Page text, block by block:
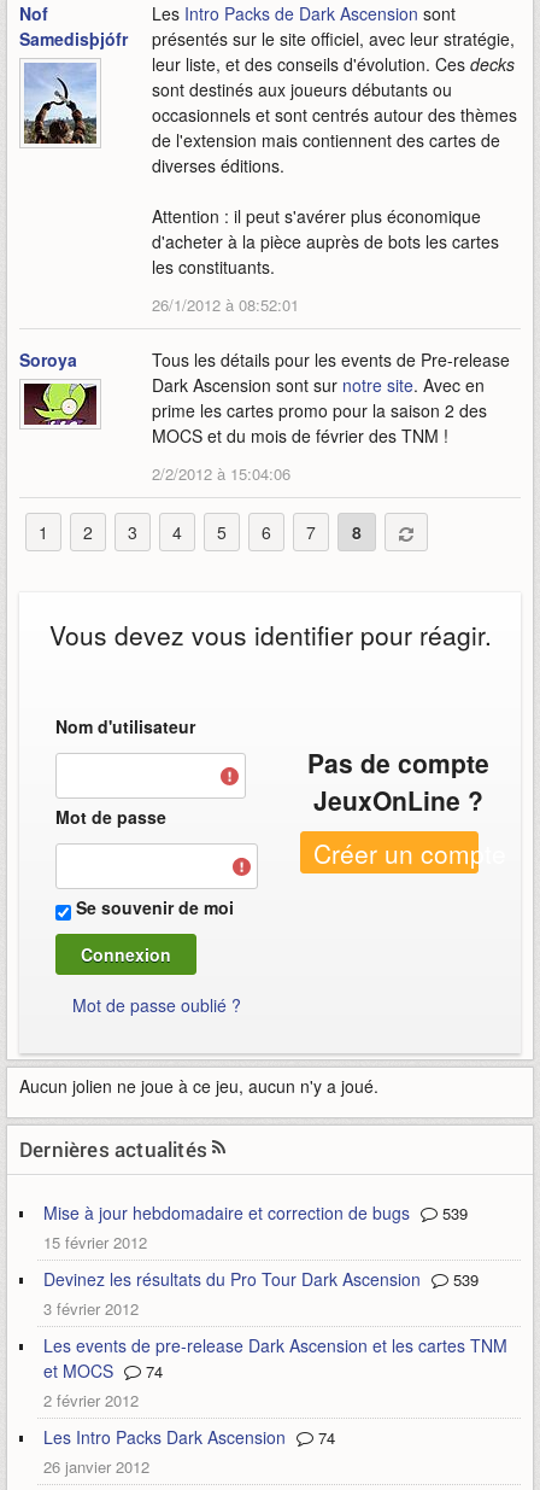
Nof
Samedisþjófr
Les Intro Packs de Dark Ascension sont
présentés sur le site officiel, avec leur stratégie,
leur liste, et des conseils d'évolution. Ces decks
sont destinés aux joueurs débutants ou
occasionnels et sont centrés autour des thèmes
de l'extension mais contiennent des cartes de
diverses éditions.
Attention : il peut s'avérer plus économique
d'acheter à la pièce auprès de bots les cartes
les constituants.
26/1/2012 à 08:52:01
Soroya
Tous les détails pour les events de Pre-release
Dark Ascension sont sur notre site. Avec en
prime les cartes promo pour la saison 2 des
MOCS et du mois de février des TNM !
2/2/2012 à 15:04:06
1 2 3 4 5 6 7 8
Vous devez vous identifier pour réagir.
Nom d'utilisateur
Mot de passe
Se souvenir de moi
Mot de passe oublié ?
Pas de compte
JeuxOnLine ?
Créer un compte
Aucun jolien ne joue à ce jeu, aucun n'y a joué.
Dernières actualités
Mise à jour hebdomadaire et correction de bugs
539
15 février 2012
Devinez les résultats du Pro Tour Dark Ascension
539
3 février 2012
Les events de pre-release Dark Ascension et les cartes TNM
et MOCS
74
2 février 2012
Les Intro Packs Dark Ascension
74
26 janvier 2012